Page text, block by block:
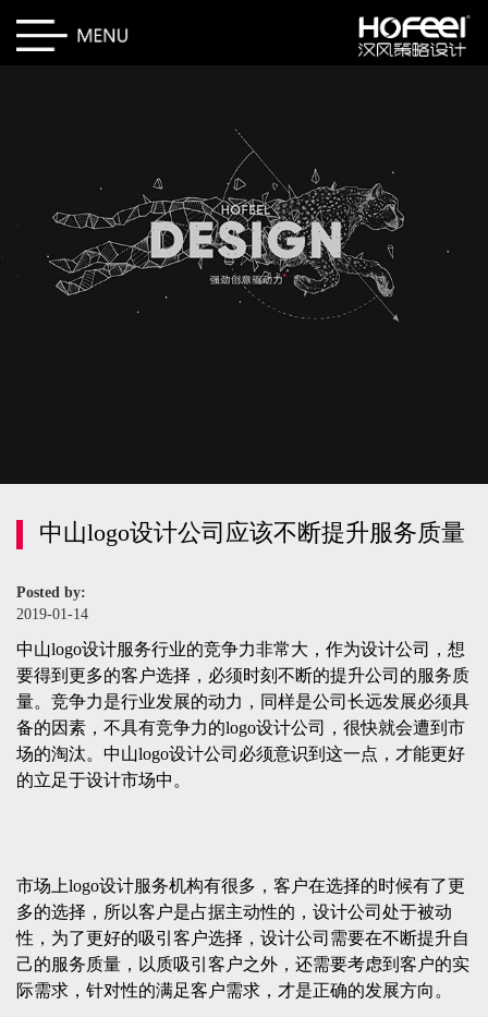
中山logo设计公司应该不断提升服务质量
Posted by:
2019-01-14
中山logo设计服务行业的竞争力非常大，作为设计公司，想
要得到更多的客户选择，必须时刻不断的提升公司的服务质
量。竞争力是行业发展的动力，同样是公司长远发展必须具
备的因素，不具有竞争力的logo设计公司，很快就会遭到市
场的淘汰。中山logo设计公司必须意识到这一点，才能更好
的立足于设计市场中。
市场上logo设计服务机构有很多，客户在选择的时候有了更
多的选择，所以客户是占据主动性的，设计公司处于被动
性，为了更好的吸引客户选择，设计公司需要在不断提升自
己的服务质量，以质吸引客户之外，还需要考虑到客户的实
际需求，针对性的满足客户需求，才是正确的发展方向。